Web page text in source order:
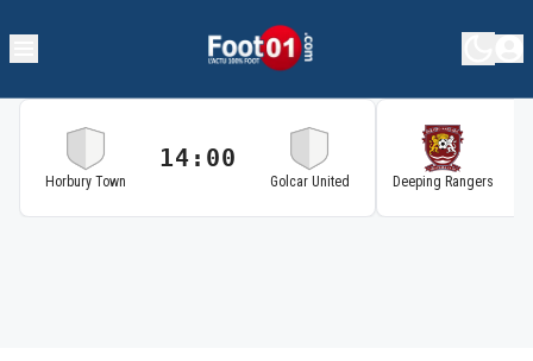
Horbury Town
14:00
Golcar United Deeping Rangers